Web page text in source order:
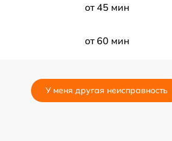
от 45 мин
от 60 мин
У меня другая неисправность